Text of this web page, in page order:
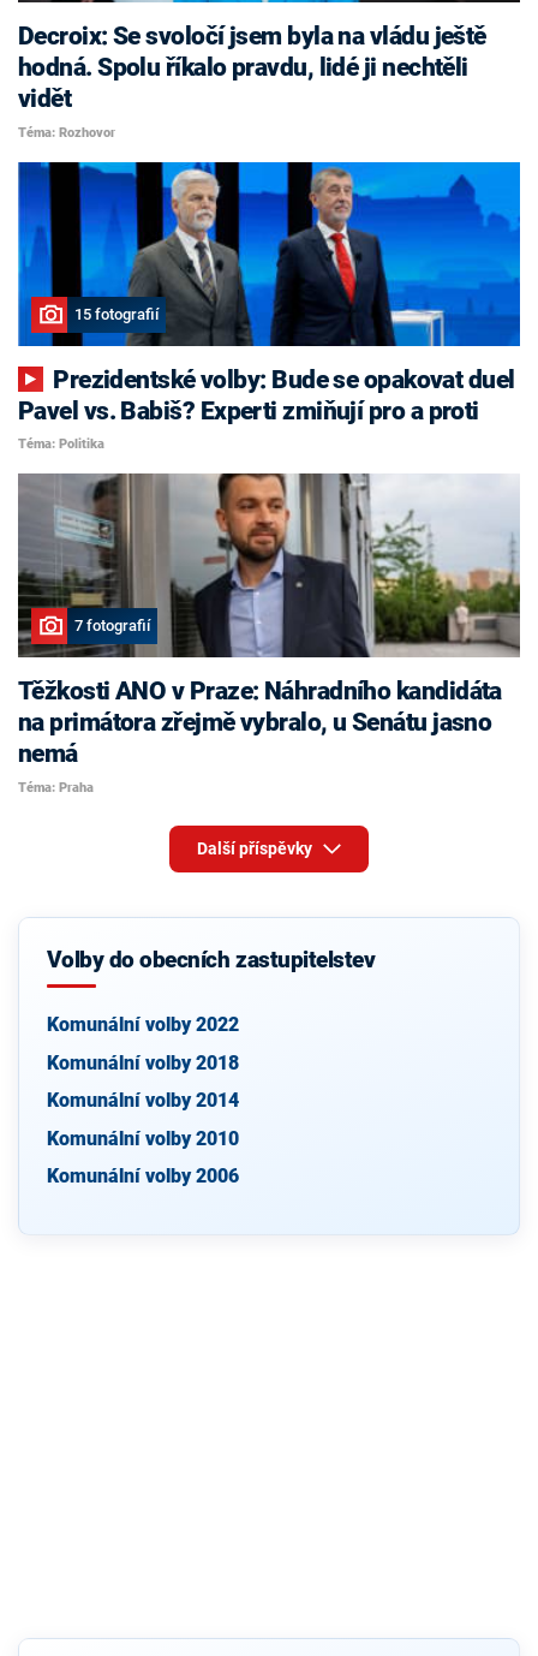
Decroix: Se svoločí jsem byla na vládu ještě
hodná. Spolu říkalo pravdu, lidé ji nechtěli
vidět
Téma: Rozhovor
15 fotografií
Pavel vs. Babiš? Experti zmiňují pro a proti
Téma: Politika
7 fotografií
Těžkosti ANO v Praze: Náhradního kandidáta
na primátora zřejmě vybralo, u Senátu jasno
nemá
Téma: Praha
Další příspěvky
Volby do obecních zastupitelstev
Komunální volby 2022
Komunální volby 2018
Komunální volby 2014
Komunální volby 2010
Komunální volby 2006